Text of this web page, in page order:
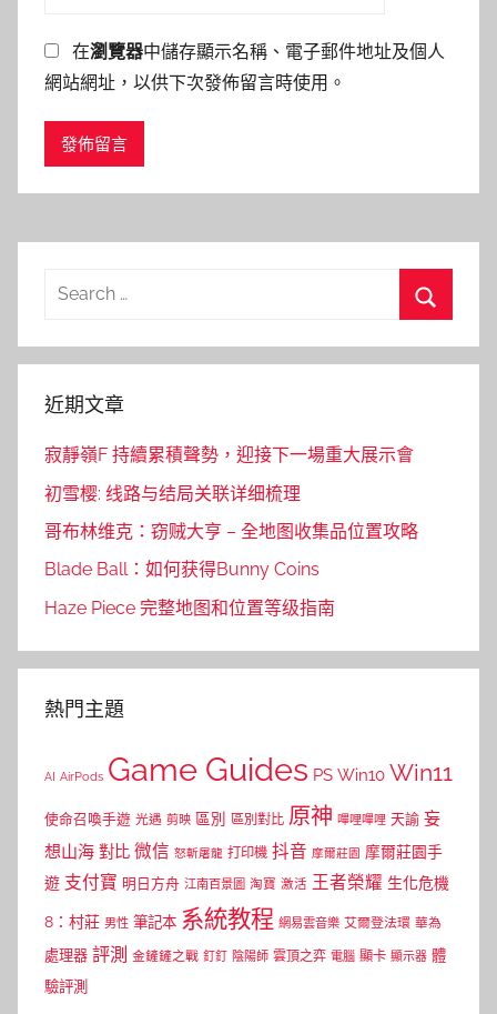
在瀏覽器中儲存顯示名稱、電子郵件地址及個人
網站網址，以供下次發佈留言時使用。
Search
近期文章
寂靜嶺F 持續累積聲勢，迎接下一場重大展示會
初雪樱: 线路与结局关联详细梳理
哥布林维克：窃贼大亨 – 全地图收集品位置攻略
Blade Ball：如何获得Bunny Coins
Haze Piece 完整地图和位置等级指南
熱門主題
AI AirPods Game Guides PS Win10 Win11
使命召喚手遊 光遇 剪映 區別 區別對比 原神 嗶哩嗶哩 天諭 妄
想山海 對比 微信 怒斬屠龍 打印機 抖音 摩爾莊園 摩爾莊園手
遊 支付寶 明日方舟 江南百景圖 淘寶 激活 王者榮耀 生化危機
8：村莊 男性 筆記本 系統教程 網易雲音樂 艾爾登法環 華為
處理器 評測 金鏟鏟之戰 釘釘 陰陽師 雲頂之弈 電腦 顯卡 顯示器 體
驗評測